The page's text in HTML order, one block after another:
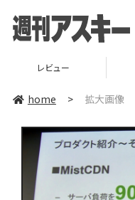
レビュー
home > 拡大画像